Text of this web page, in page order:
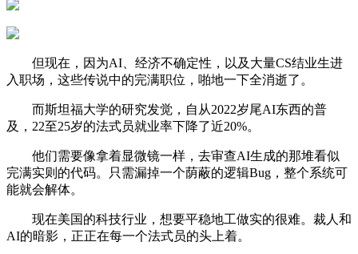
但现在，因为AI、经济不确定性，以及大量CS结业生进
入职场，这些传说中的完满职位，啪地一下全消逝了。
而斯坦福大学的研究发觉，自从2022岁尾AI东西的普
及，22至25岁的法式员就业率下降了近20%。
他们需要像拿着显微镜一样，去审查AI生成的那堆看似
完满实则的代码。只需漏掉一个荫蔽的逻辑Bug，整个系统可
能就会解体。
现在美国的科技行业，想要平稳地工做实的很难。裁人和
AI的暗影，正正在每一个法式员的头上着。